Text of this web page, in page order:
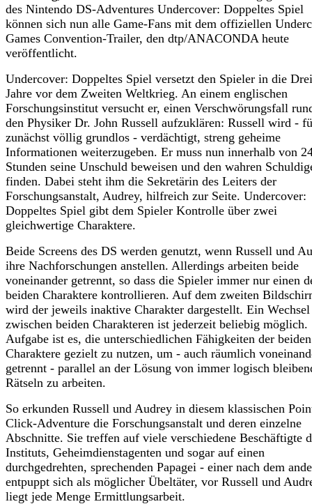
des Nintendo DS-Adventures Undercover: Doppeltes Spiel
können sich nun alle Game-Fans mit dem offiziellen
Games Convention-Trailer, den dtp/ANACONDA heute
veröffentlicht.
Undercover: Doppeltes Spiel versetzt den Spieler in die
Jahre vor dem Zweiten Weltkrieg. An einem englischen
Forschungsinstitut versucht er, einen Verschwörungsfall
den Physiker Dr. John Russell aufzuklären: Russell wird -
zunächst völlig grundlos - verdächtigt, streng geheime
Informationen weiterzugeben. Er muss nun innerhalb von
Stunden seine Unschuld beweisen und den wahren
finden. Dabei steht ihm die Sekretärin des Leiters der
Forschungsanstalt, Audrey, hilfreich zur Seite. Undercover:
Doppeltes Spiel gibt dem Spieler Kontrolle über zwei
gleichwertige Charaktere.
Beide Screens des DS werden genutzt, wenn Russell und
ihre Nachforschungen anstellen. Allerdings arbeiten beide
voneinander getrennt, so dass die Spieler immer nur einen
beiden Charaktere kontrollieren. Auf dem zweiten
wird der jeweils inaktive Charakter dargestellt. Ein Wechsel
zwischen beiden Charakteren ist jederzeit beliebig möglich.
Aufgabe ist es, die unterschiedlichen Fähigkeiten der beiden
Charaktere gezielt zu nutzen, um - auch räumlich
getrennt - parallel an der Lösung von immer logisch
Rätseln zu arbeiten.
So erkunden Russell und Audrey in diesem klassischen
Click-Adventure die Forschungsanstalt und deren einzelne
Abschnitte. Sie treffen auf viele verschiedene Beschäftigte
Instituts, Geheimdienstagenten und sogar auf einen
durchgedrehten, sprechenden Papagei - einer nach dem
entpuppt sich als möglicher Übeltäter, vor Russell und
liegt jede Menge Ermittlungsarbeit.